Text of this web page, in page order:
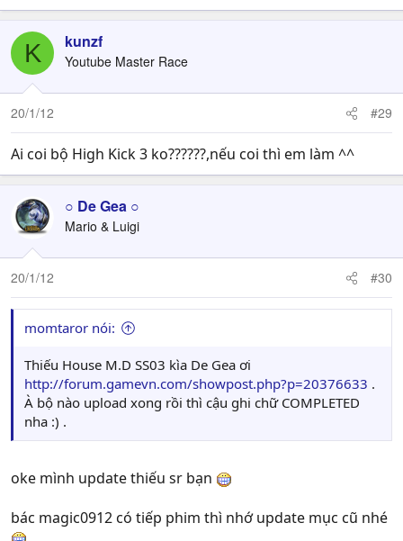
K kunzf
Youtube Master Race
20/1/12 #29
Ai coi bộ High Kick 3 ko??????,nếu coi thì em làm ^^
○ De Gea ○
Mario & Luigi
20/1/12 #30
momtaror nói:
Thiếu House M.D SS03 kìa De Gea ơi
http://forum.gamevn.com/showpost.php?p=20376633 .
À bộ nào upload xong rồi thì cậu ghi chữ COMPLETED
nha :) .
oke mình update thiếu sr bạn
bác magic0912 có tiếp phim thì nhớ update mục cũ nhé